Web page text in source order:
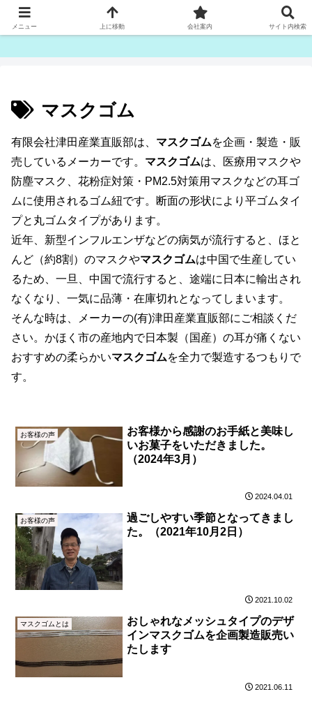
ゴム紐・平ゴム製造販売は津田産業直販部です
マスクゴム
有限会社津田産業直販部は、 マスクゴムを企画・製造・販
売しているメーカーです。 マスクゴムは、医療用マスクや
防塵マスク、花粉症対策・PM2.5対策用マスクなどの耳ゴ
ムに使用されるゴム紐です。断面の形状により平ゴムタイ
プと丸ゴムタイプがあります。
近年、新型インフルエンザなどの病気が流行すると、ほと
んど（約8割）のマスクやマスクゴムは中国で生産してい
るため、一旦、中国で流行すると、途端に日本に輸出され
なくなり、一気に品薄・在庫切れとなってしまいます。
そんな時は、メーカーの(有)津田産業直販部にご相談くだ
さい。かほく市の産地内で日本製（国産）の耳が痛くない
おすすめの柔らかいマスクゴムを全力で製造するつもりで
す。
お客様の声
お客様から感謝のお手紙と美味し
いお菓子をいただきました。
（2024年3月）
2024.04.01
お客様の声
過ごしやすい季節となってきまし
た。（2021年10月2日）
2021.10.02
マスクゴムとは
おしゃれなメッシュタイプのデザ
インマスクゴムを企画製造販売い
たします
2021.06.11
メニュー 上に移動 会社案内 サイト内検索